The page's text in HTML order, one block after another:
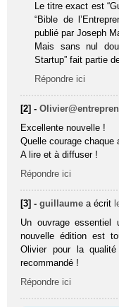
Le titre exact est
“Bible de
publié par Joseph
Mais sans nul
Startup” fait partie
Répondre ici
[2] -
Excellente nouvelle !
Quelle courage chaque
A lire et à diffuser !
Répondre ici
[3] -guillaume a écrit
Un ouvrage essentiel
nouvelle édition est
Olivier pour la
recommandé !
Répondre ici